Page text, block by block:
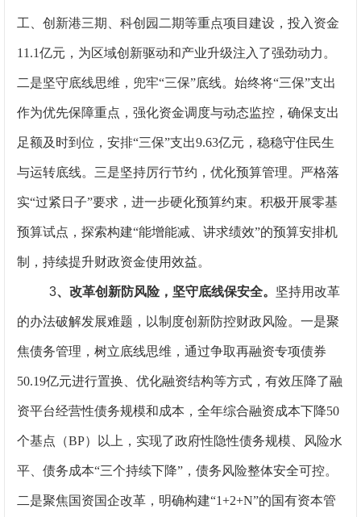
工、创新港三期、科创园二期等重点项目建设，投入资金
11.1亿元，为区域创新驱动和产业升级注入了强劲动力。
二是坚守底线思维，兜牢“三保”底线。始终将“三保”支出
作为优先保障重点，强化资金调度与动态监控，确保支出
足额及时到位，安排“三保”支出9.63亿元，稳稳守住民生
与运转底线。三是坚持厉行节约，优化预算管理。严格落
实“过紧日子”要求，进一步硬化预算约束。积极开展零基
预算试点，探索构建“能增能减、讲求绩效”的预算安排机
制，持续提升财政资金使用效益。
3、改革创新防风险，坚守底线保安全。 坚持用改革
的办法破解发展难题，以制度创新防控财政风险。一是聚
焦债务管理，树立底线思维，通过争取再融资专项债券
50.19亿元进行置换、优化融资结构等方式，有效压降了融
资平台经营性债务规模和成本，全年综合融资成本下降50
个基点（BP）以上，实现了政府性隐性债务规模、风险水
平、债务成本“三个持续下降”，债务风险整体安全可控。
二是聚焦国资国企改革，明确构建“1+2+N”的国有资本管